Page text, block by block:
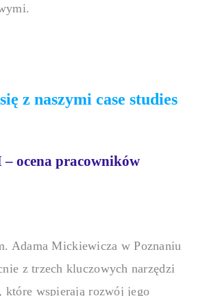
z naszymi case studies
ocena pracowników
Adama Mickiewicza w Poznaniu
z trzech kluczowych narzędzi
które wspierają rozwój jego